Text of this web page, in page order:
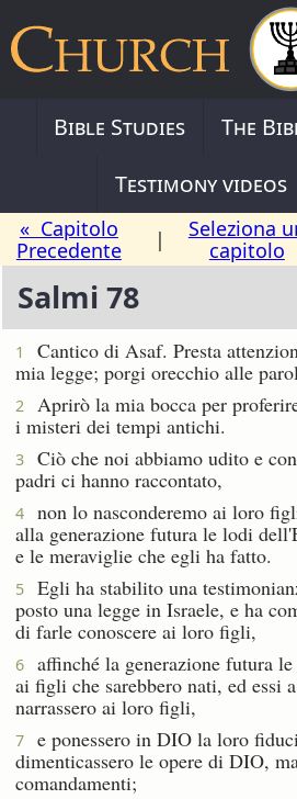
Bible Studies The
Testimony videos
« Capitolo
Precedente
|
Seleziona
capitolo
Salmi 78
1 Cantico di Asaf. Presta
mia legge; porgi orecchio alle
2
Aprirò la mia bocca per
i misteri dei tempi antichi.
3
Ciò che noi abbiamo udito e
padri ci hanno raccontato,
4
non lo nasconderemo ai loro
alla generazione futura le lodi
e le meraviglie che egli ha fatto.
5
Egli ha stabilito una
posto una legge in Israele, e ha
di farle conoscere ai loro figli,
6
affinché la generazione futura le
ai figli che sarebbero nati, ed essi
narrassero ai loro figli,
7
e ponessero in DIO la loro
dimenticassero le opere di DIO,
comandamenti;